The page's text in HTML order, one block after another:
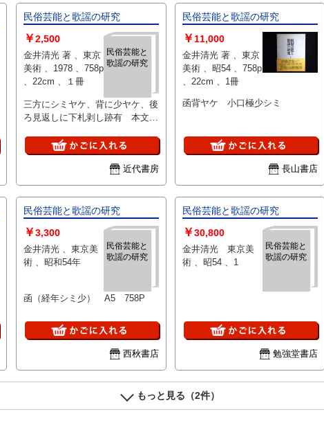
民俗芸能と歌謡の研究
民俗芸能と
歌謡の研究
￥2,500
金井清光 著 、東京
美術 、1978 、758p
、22cm 、１冊
三方にシミヤケ、背に少ヤケ、後
ろ見返しに下札剥し跡有 本文良
近代書房
民俗芸能と歌謡の研究
￥ 11,000
金井清光 著 、東京
美術 、昭54 、758p
、22cm 、1冊
函背ヤケ 小口極少シミ
長山書店
民俗芸能と歌謡の研究
民俗芸能と
歌謡の研究
￥3,300
金井清光 、東京美
術 、昭和54年
函（経年シミ少） A5 758P
西秋書店
民俗芸能と歌謡の研究
民俗芸能と
歌謡の研究
￥30,800
金井清光 東京美
術 、昭54 、1
勉強堂書店
もっと見る（2件）